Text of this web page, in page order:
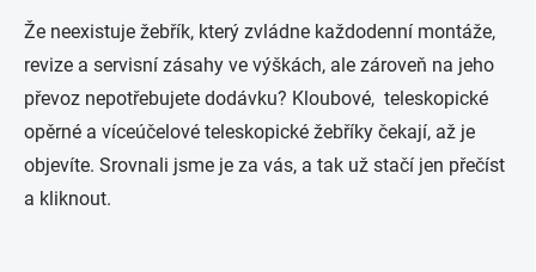
Že neexistuje žebřík, který zvládne každodenní montáže,
revize a servisní zásahy ve výškách, ale zároveň na jeho
převoz nepotřebujete dodávku? Kloubové, teleskopické
opěrné a víceúčelové teleskopické žebříky čekají, až je
objevíte. Srovnali jsme je za vás, a tak už stačí jen přečíst
a kliknout.